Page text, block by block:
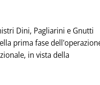
Dini, Pagliarini e Gnutti
prima fase
in vista della